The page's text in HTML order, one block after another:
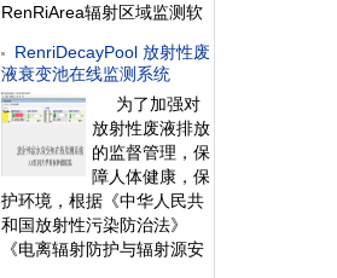
RenRiArea辐射区域监测软
RS485/RS232的通讯能力。
所有探头均可单独外接报警
灯，在超阈值的情况下就地
给出声光报警。 1、测量射
线类型：X、γ射线2、探测
器：GM管探
RenriDecayPool 放射性废
液衰变池在线监测系统
为了加强对
放射性废液排放
的监督管理，保
障人体健康，保
护环境，根据《中华人民共
和国放射性污染防治法》
《电离辐射防护与辐射源安